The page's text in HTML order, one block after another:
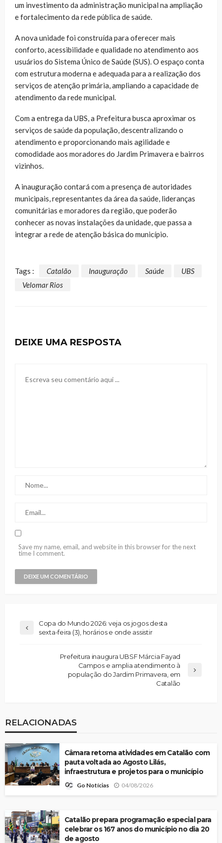
um investimento da administração municipal na ampliação
e fortalecimento da rede pública de saúde.
A nova unidade foi construída para oferecer mais
conforto, acessibilidade e qualidade no atendimento aos
usuários do Sistema Único de Saúde (SUS). O espaço conta
com estrutura moderna e adequada para a realização dos
serviços de atenção primária, ampliando a capacidade de
atendimento da rede municipal.
Com a entrega da UBS, a Prefeitura busca aproximar os
serviços de saúde da população, descentralizando o
atendimento e proporcionando mais agilidade e
comodidade aos moradores do Jardim Primavera e bairros
vizinhos.
A inauguração contará com a presença de autoridades
municipais, representantes da área da saúde, lideranças
comunitárias e moradores da região, que poderão
conhecer as novas instalações da unidade, que passa a
integrar a rede de atenção básica do município.
Tags : Catalão Inauguração Saúde
UBS
Velomar Rios
DEIXE UMA RESPOSTA
Save my name, email, and website in this browser for the next
time I comment.
Copa do Mundo 2026: veja os jogos desta
sexta-feira (3), horários e onde assistir
Prefeitura inaugura UBSF Márcia Fayad
Campos e amplia atendimento à
população do Jardim Primavera, em
Catalão
RELACIONADAS
Câmara retoma atividades em Catalão com
pauta voltada ao Agosto Lilás,
infraestrutura e projetos para o município
Go Notícias 04/08/2026
Catalão prepara programação especial para
celebrar os 167 anos do município no dia 20
de agosto